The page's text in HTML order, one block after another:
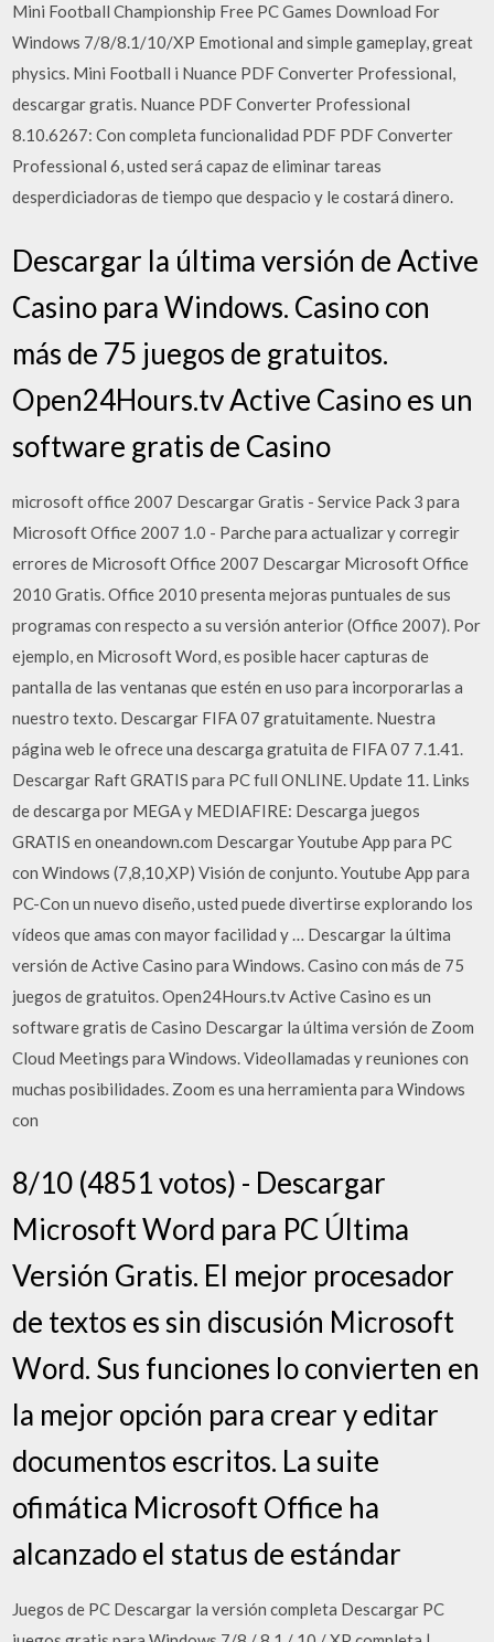
Mini Football Championship Free PC Games Download For
Windows 7/8/8.1/10/XP Emotional and simple gameplay, great
physics. Mini Football i Nuance PDF Converter Professional,
descargar gratis. Nuance PDF Converter Professional
8.10.6267: Con completa funcionalidad PDF PDF Converter
Professional 6, usted será capaz de eliminar tareas
desperdiciadoras de tiempo que despacio y le costará dinero.
Descargar la última versión de Active
Casino para Windows. Casino con
más de 75 juegos de gratuitos.
Open24Hours.tv Active Casino es un
software gratis de Casino
microsoft office 2007 Descargar Gratis - Service Pack 3 para
Microsoft Office 2007 1.0 - Parche para actualizar y corregir
errores de Microsoft Office 2007 Descargar Microsoft Office
2010 Gratis. Office 2010 presenta mejoras puntuales de sus
programas con respecto a su versión anterior (Office 2007). Por
ejemplo, en Microsoft Word, es posible hacer capturas de
pantalla de las ventanas que estén en uso para incorporarlas a
nuestro texto. Descargar FIFA 07 gratuitamente. Nuestra
página web le ofrece una descarga gratuita de FIFA 07 7.1.41.
Descargar Raft GRATIS para PC full ONLINE. Update 11. Links
de descarga por MEGA y MEDIAFIRE: Descarga juegos
GRATIS en oneandown.com Descargar Youtube App para PC
con Windows (7,8,10,XP) Visión de conjunto. Youtube App para
PC-Con un nuevo diseño, usted puede divertirse explorando los
vídeos que amas con mayor facilidad y … Descargar la última
versión de Active Casino para Windows. Casino con más de 75
juegos de gratuitos. Open24Hours.tv Active Casino es un
software gratis de Casino Descargar la última versión de Zoom
Cloud Meetings para Windows. Videollamadas y reuniones con
muchas posibilidades. Zoom es una herramienta para Windows
con
8/10 (4851 votos) - Descargar
Microsoft Word para PC Última
Versión Gratis. El mejor procesador
de textos es sin discusión Microsoft
Word. Sus funciones lo convierten en
la mejor opción para crear y editar
documentos escritos. La suite
ofimática Microsoft Office ha
alcanzado el status de estándar
Juegos de PC Descargar la versión completa Descargar PC